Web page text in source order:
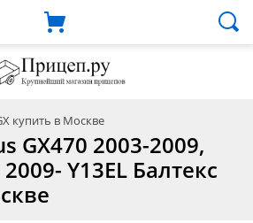
купить в Москве
GX470 2003-2009,
Y13EL Балтекс